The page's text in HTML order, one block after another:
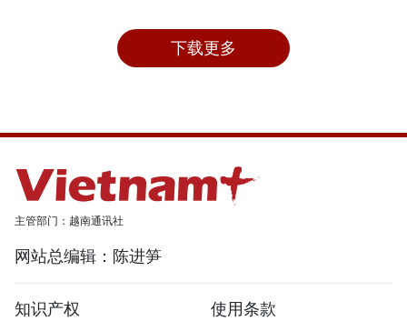
下载更多
主管部门：越南通讯社
网站总编辑：陈进笋
知识产权
使用条款